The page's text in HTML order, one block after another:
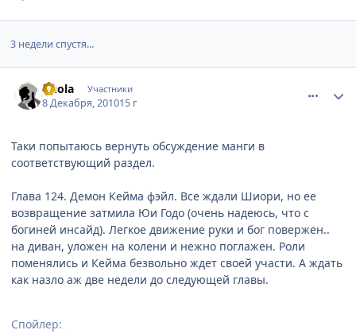
3 недели спустя...
Ghola Участники
8 Декабря, 201015 г
Таки попытаюсь вернуть обсуждение манги в
соответствующий раздел.
Глава 124. Демон Кейма фэйл. Все ждали Шиори, но ее
возвращение затмила Юи Годо (очень надеюсь, что с
богиней инсайд). Легкое движение руки и бог повержен..
на диван, уложен на колени и нежно поглажен. Роли
поменялись и Кейма безвольно ждет своей участи. А ждать
как назло аж две недели до следующей главы.
Спойлер: